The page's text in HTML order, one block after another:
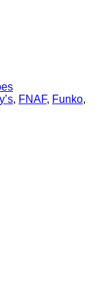
, FNAF, Funko,